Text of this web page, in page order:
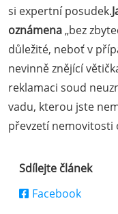
si expertní posudek.
oznámena„bez
důležité, neboť v
nevinně znějící
reklamaci soud
vadu, kterou jste
převzetí nemovitosti
Sdílejte článek
Facebook